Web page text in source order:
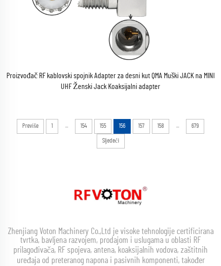
Proizvođač RF kablovski spojnik Adapter za desni kut QMA Muški JACK na MINI
UHF Ženski Jack Koaksijalni adapter
Previše 1 ... 154 155 156 157 158 ... 679
Sljedeći
Zhenjiang Voton Machinery Co.,Ltd je visoke tehnologije certificirana
tvrtka, bavljena razvojem, prodajom i uslugama u oblasti RF
prilagođivača, RF spojeva, antena, koaksijalnih vodova, zaštitnih
uređaja od preteranog napona i pasivnih komponenti, također